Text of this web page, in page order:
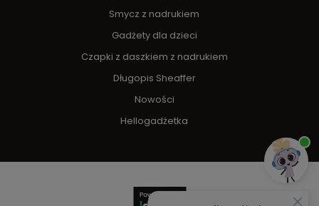
Smycz z nadrukiem
Gadżety dla dzieci
Czapki z daszkiem z nadrukiem
Długopis Sheaffer
Nowości
Hellogadżetka